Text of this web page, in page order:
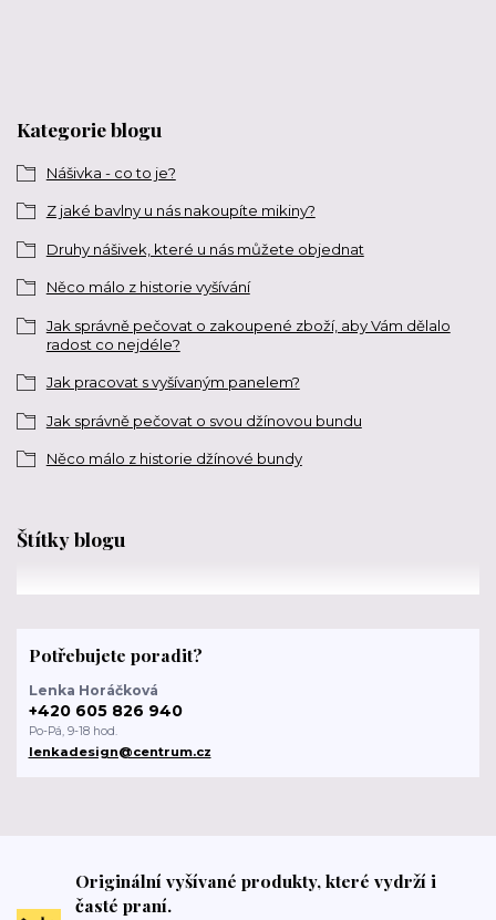
Kategorie blogu
Nášivka - co to je?
Z jaké bavlny u nás nakoupíte mikiny?
Druhy nášivek, které u nás můžete objednat
Něco málo z historie vyšívání
Jak správně pečovat o zakoupené zboží, aby Vám dělalo
radost co nejdéle?
Jak pracovat s vyšívaným panelem?
Jak správně pečovat o svou džínovou bundu
Něco málo z historie džínové bundy
Štítky blogu
Potřebujete poradit?
Lenka Horáčková
+420 605 826 940
Po-Pá, 9-18 hod.
lenkadesign@centrum.cz
Originální vyšívané produkty, které vydrží i
časté praní.